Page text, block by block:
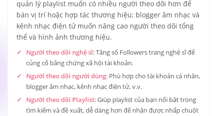
quản lý playlist muốn có nhiều người theo dõi hơn để
bán vị trí hoặc hợp tác thương hiệu; blogger âm nhạc và
kênh nhạc điện tử muốn nâng cao người theo dõi tổng
thể và hình ảnh thương hiệu.
Người theo dõi nghệ sĩ: Tăng số Followers trang nghệ sĩ để
củng cố bằng chứng xã hội tài khoản.
Người theo dõi người dùng: Phù hợp cho tài khoản cá nhân,
blogger âm nhạc, kênh nhạc điện tử, v.v.
Người theo dõi Playlist: Giúp playlist của bạn nổi bật trong
tìm kiếm và đề xuất, dễ dàng hơn để nhận được nhấp chuột